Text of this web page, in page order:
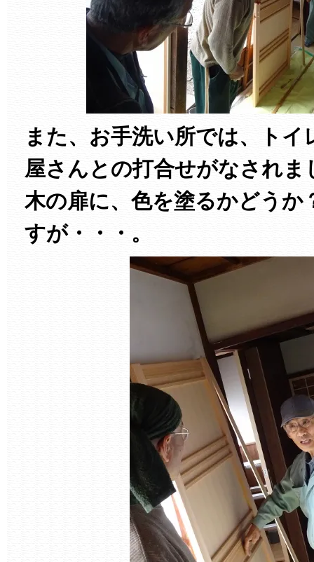
また、お手洗い所では、トイ
屋さんとの打合せがなされま
木の扉に、色を塗るかどうか
すが・・・。